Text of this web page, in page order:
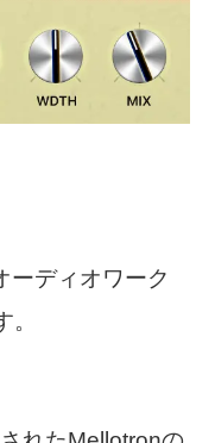
ディオワーク